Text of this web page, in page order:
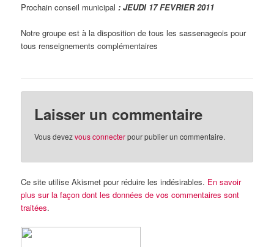
Prochain conseil municipal : JEUDI 17 FEVRIER 2011
Notre groupe est à la disposition de tous les sassenageois pour
tous renseignements complémentaires
Laisser un commentaire
Vous devezvous connecterpour publier un commentaire.
Ce site utilise Akismet pour réduire les indésirables. En savoir
plus sur la façon dont les données de vos commentaires sont
traitées.